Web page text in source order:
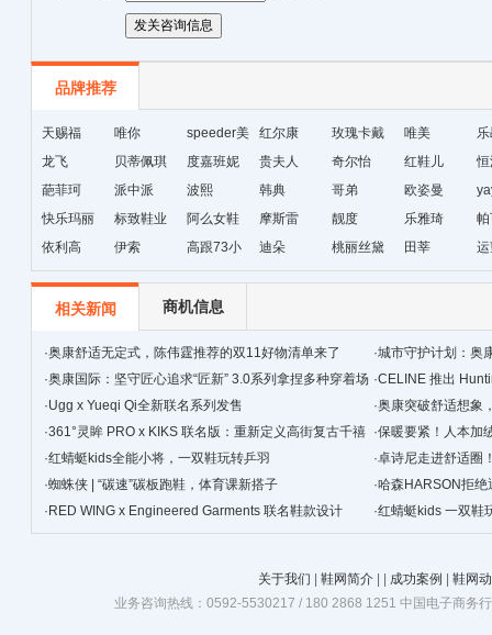
品牌推荐
天赐福 唯你
speeder美
国暴龙
红尔康
玫瑰卡戴
尔
唯美
龙飞
贝蒂佩琪 度嘉班妮 贵夫人 奇尔怡 红鞋儿
葩菲珂
派中派 波熙 韩典 哥弟 欧姿曼
快乐玛丽
标致鞋业 阿么女鞋 摩斯雷 靓度 乐雅琦
依利高
伊索
高跟73小
时
迪朵 桃丽丝黛 田莘
相关新闻 商机信息
·奥康舒适无定式，陈伟霆推荐的双11好物清单来了 ·城市守护计划：奥
·奥康国际：坚守匠心追求“匠新” 3.0系列拿捏多种穿着场
景
·CELINE 推出
·Ugg x Yueqi Qi全新联名系列发售 ·奥康突破舒适想象
·361°灵眸 PRO x KIKS 联名版：重新定义高街复古千禧
跑鞋
·保暖要紧！人本加
·红蜻蜓kids全能小将，一双鞋玩转乒羽 ·卓诗尼走进舒适圈
·蜘蛛侠 | “碳速”碳板跑鞋，体育课新搭子 ·哈森HARSON拒绝
· RED WING x Engineered Garments 联名鞋款设计 ·红蜻蜓kids 一双鞋
关于我们 鞋网简介 成功案例
鞋网
业务咨询热线：0592-5530217 / 180 2868 1251 中国电子商务